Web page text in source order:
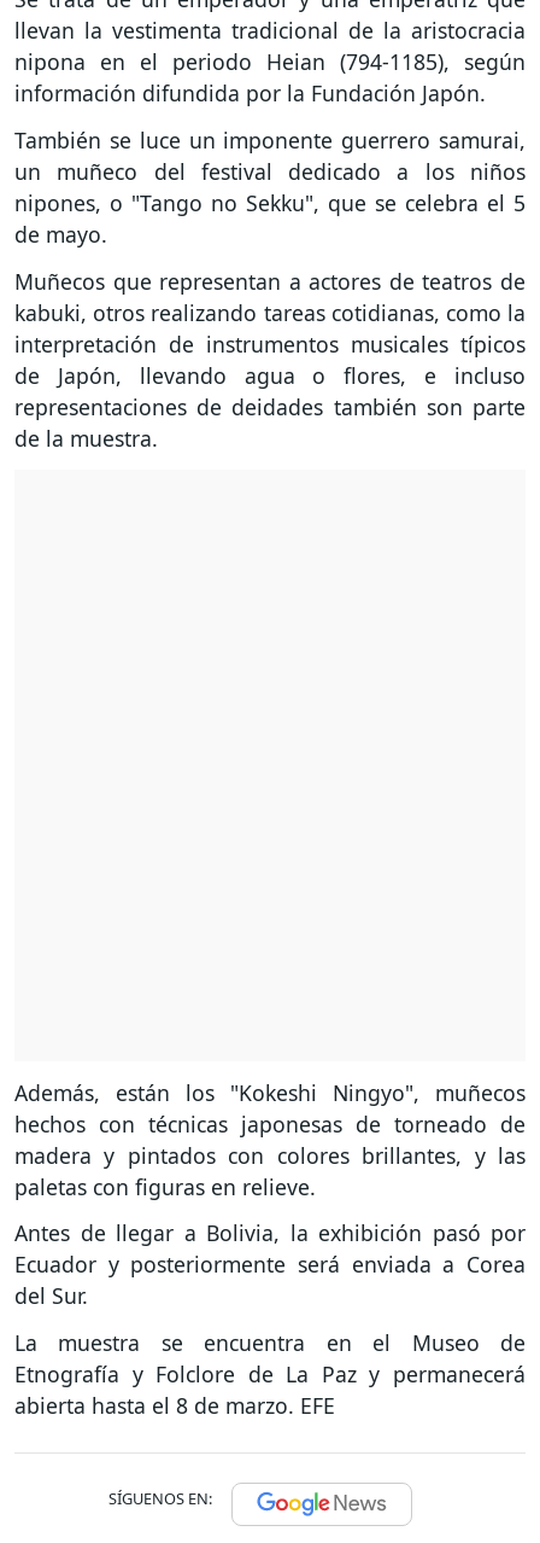
llevan la vestimenta tradicional de la aristocracia
nipona en el periodo Heian (794-1185), según
información difundida por la Fundación Japón.
También se luce un imponente guerrero samurai,
un muñeco del festival dedicado a los niños
nipones, o "Tango no Sekku", que se celebra el 5
de mayo.
Muñecos que representan a actores de teatros de
kabuki, otros realizando tareas cotidianas, como la
interpretación de instrumentos musicales típicos
de Japón, llevando agua o flores, e incluso
representaciones de deidades también son parte
de la muestra.
Además, están los "Kokeshi Ningyo", muñecos
hechos con técnicas japonesas de torneado de
madera y pintados con colores brillantes, y las
paletas con figuras en relieve.
Antes de llegar a Bolivia, la exhibición pasó por
Ecuador y posteriormente será enviada a Corea
del Sur.
La muestra se encuentra en el Museo de
Etnografía y Folclore de La Paz y permanecerá
abierta hasta el 8 de marzo. EFE
SÍGUENOS EN: